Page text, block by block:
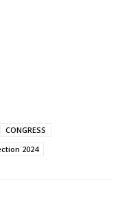
CONGRESS
2024